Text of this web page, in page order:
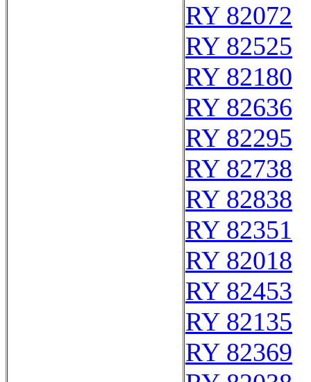
RY 82072
RY 82525
RY 82180
RY 82636
RY 82295
RY 82738
RY 82838
RY 82351
RY 82018
RY 82453
RY 82135
RY 82369